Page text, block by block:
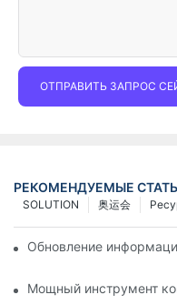
ОТПРАВИТЬ ЗАПРОС
РЕКОМЕНДУЕМЫЕ
奥运会
SOLUTION
Обновление
Мощный инструмент